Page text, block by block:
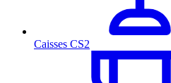
Caisses CS2